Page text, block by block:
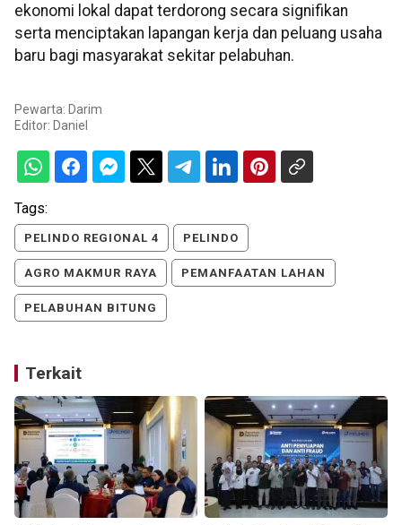
ekonomi lokal dapat terdorong secara signifikan
serta menciptakan lapangan kerja dan peluang usaha
baru bagi masyarakat sekitar pelabuhan.
Pewarta: Darim
Editor: Daniel
Tags:
PELINDO REGIONAL 4 PELINDO
AGRO MAKMUR RAYA PEMANFAATAN LAHAN
PELABUHAN BITUNG
Terkait